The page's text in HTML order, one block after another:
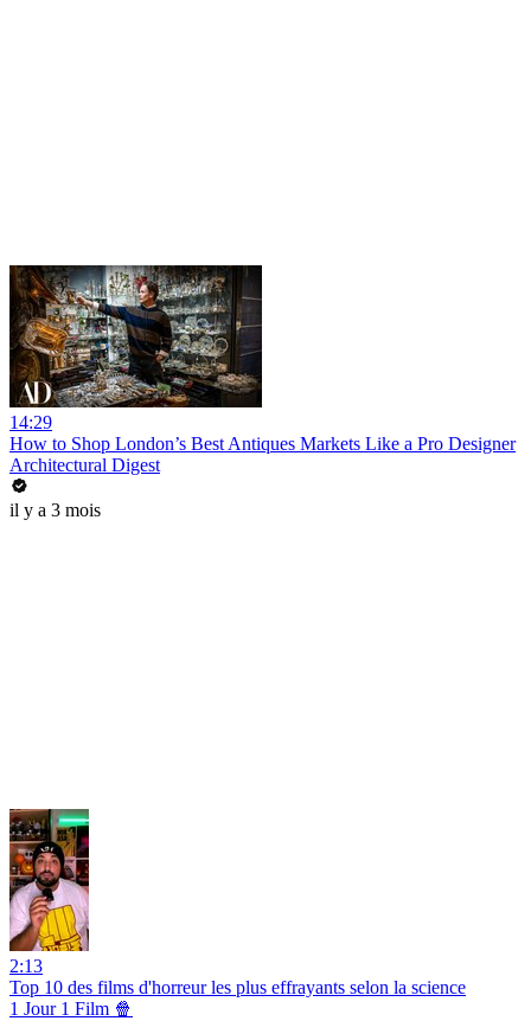
14:29
How to Shop London’s Best Antiques Markets Like a Pro Designer
Architectural Digest
il y a 3 mois
2:13
Top 10 des films d'horreur les plus effrayants selon la science
1 Jour 1 Film 🍿